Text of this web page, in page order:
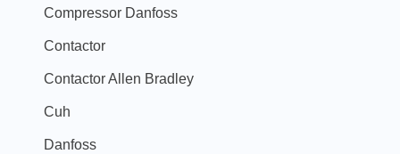
Compressor Danfoss
Contactor
Contactor Allen Bradley
Cuh
Danfoss